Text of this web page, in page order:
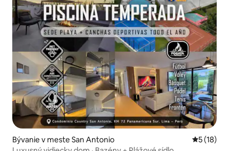
Bývanie v meste San Antonio
5 (18)